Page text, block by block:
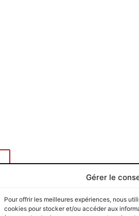
Gérer le
Pour offrir les meilleures expériences, nous
cookies pour stocker et/ou accéder aux